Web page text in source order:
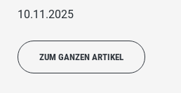
10.11.2025
ZUM GANZEN ARTIKEL